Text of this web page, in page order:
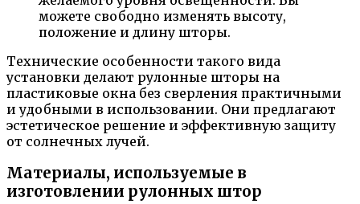
можете свободно изменять высоту,
положение и длину шторы.
Технические особенности такого вида
установки делают рулонные шторы на
пластиковые окна без сверления практичными
и удобными в использовании. Они предлагают
эстетическое решение и эффективную защиту
от солнечных лучей.
Материалы, используемые в
изготовлении рулонных штор